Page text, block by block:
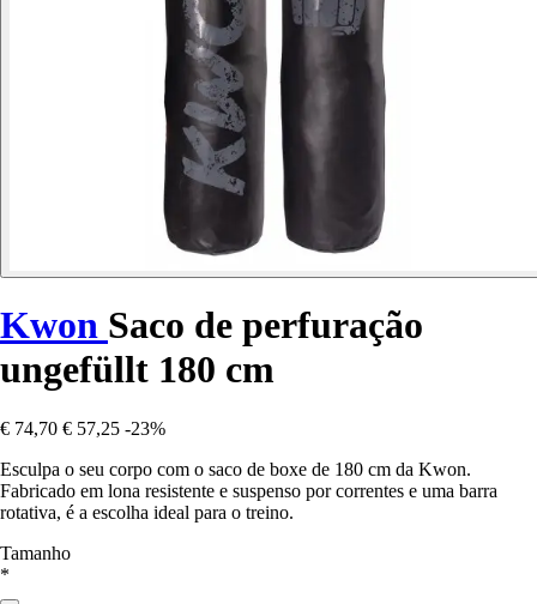
Kwon Saco de perfuração
ungefüllt 180 cm
€ 74,70 € 57,25 -23%
Esculpa o seu corpo com o saco de boxe de 180 cm da Kwon.
Fabricado em lona resistente e suspenso por correntes e uma barra
rotativa, é a escolha ideal para o treino.
Tamanho
*